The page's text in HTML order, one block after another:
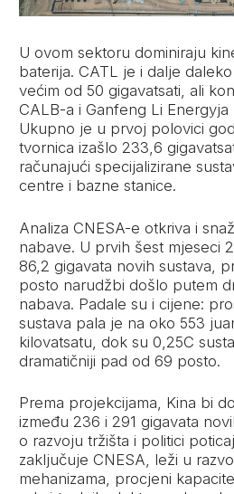
U ovom sektoru dominiraju
baterija. CATL je i dalje
većim od 50 gigavatsati, ali
CALB-a i Ganfeng Li
Ukupno je u prvoj polovici
tvornica izašlo 233,6
računajući specijalizirane
centre i bazne stanice.
Analiza CNESA-e otkriva i
nabave. U prvih šest mjeseci
86,2 gigavata novih sustava,
posto narudžbi došlo putem
nabava. Padale su i cijene:
sustava pala je na oko 553
kilovatsatu, dok su 0,25C
dramatičniji pad od 69 posto.
Prema projekcijama, Kina bi
između 236 i 291 gigavata
o razvoju tržišta i politici
zaključuje CNESA, leži u
mehanizama, procjeni